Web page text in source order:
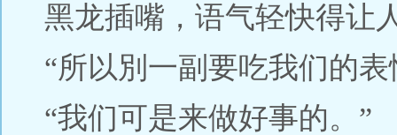
黑龙插嘴，语气轻快得让
“所以別一副要吃我们的表
“我们可是来做好事的。”